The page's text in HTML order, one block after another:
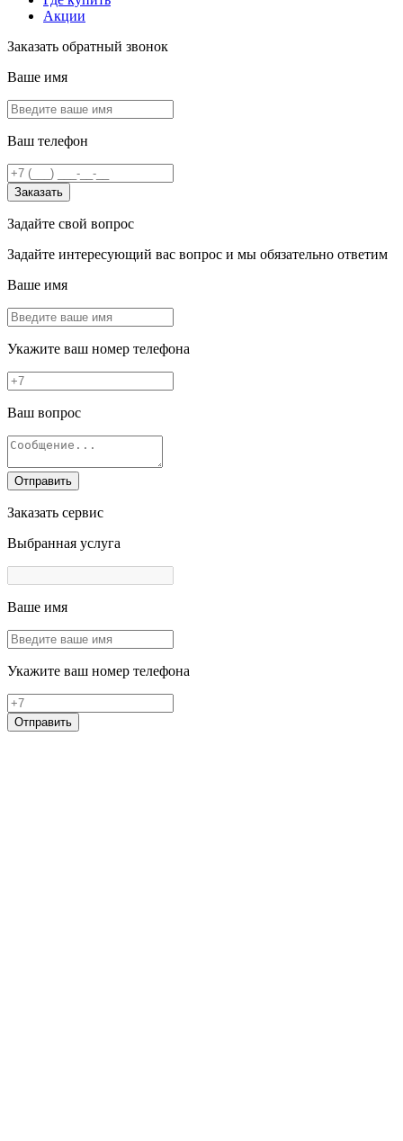
Акции
Заказать обратный звонок
Ваше имя
Ваш телефон
Заказать
Задайте свой вопрос
Задайте интересующий вас вопрос и мы обязательно ответим
Ваше имя
Укажите ваш номер телефона
Ваш вопрос
Отправить
Заказать сервис
Выбранная услуга
Ваше имя
Укажите ваш номер телефона
Отправить